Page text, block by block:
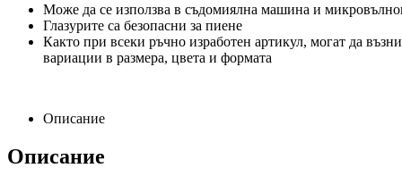
Може да се използва в съдомиялна машина и
Глазурите са безопасни за пиене
Както при всеки ръчно изработен артикул, могат да
вариации в размера, цвета и формата
Описание
Описание